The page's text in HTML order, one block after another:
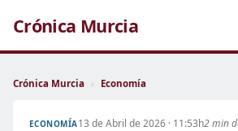
Crónica Murcia
Crónica Murcia › Economía
ECONOMÍA13 de Abril de 2026 · 11:53h2 min